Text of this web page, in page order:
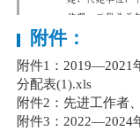
附件：
附件1：2019—2021
分配表(1).xls
附件2：先进工作者
附件3：2022—2024